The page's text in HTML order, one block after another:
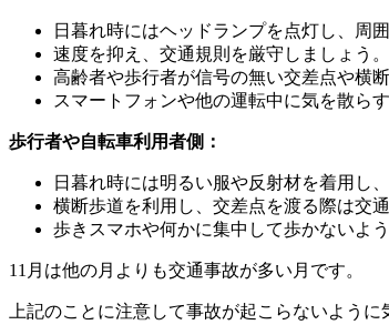
日暮れ時にはヘッドランプを点灯し、周
速度を抑え、交通規則を厳守しましょう。
高齢者や歩行者が信号の無い交差点や横
スマートフォンや他の運転中に気を散ら
歩行者や自転車利用者側：
日暮れ時には明るい服や反射材を着用し
横断歩道を利用し、交差点を渡る際は交
歩きスマホや何かに集中して歩かないよ
11月は他の月よりも交通事故が多い月です。
上記のことに注意して事故が起こらないように